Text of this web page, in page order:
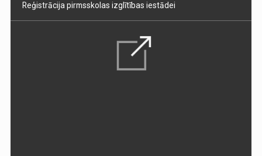
Reģistrācija pirmsskolas izglītības iestādei